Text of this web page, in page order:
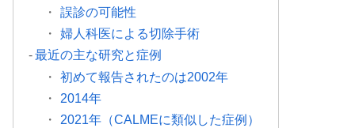
誤診の可能性
婦人科医による切除手術
最近の主な研究と症例
初めて報告されたのは2002年
2014年
2021年（CALMEに類似した症例）